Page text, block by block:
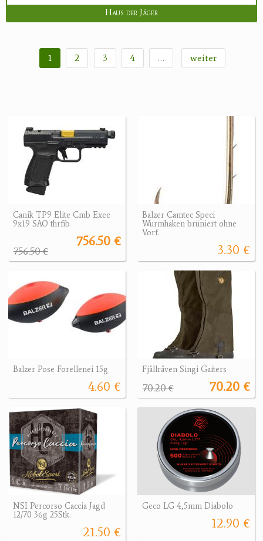
Haus der Jäger
1 2 3 4 … weiter
Canik TP9 Elite Cmb Exec
9x19 SAO thrfib
756.50 €
756.50 €
Balzer Camtec Speci
Wurmhaken brüniert ohne
Vorf.
3.30 €
Balzer Pose Forellenei 15g
4.60 €
Fjällräven Singi Gaiters
70.20 €
70.20 €
NSI Percorso Caccia Jagd
12/70 36g 25Stk.
21.50 €
Geco LG 4,5mm Diabolo
12.90 €